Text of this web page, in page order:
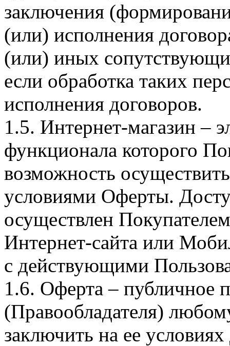
заключения
(или) исполнения
(или) иных
если обработка таких
исполнения договоров.
1.5. Интернет-магазин –
функционала которого
возможность
условиями Оферты.
осуществлен
Интернет-сайта или
с действующими
1.6. Оферта – публичное
(Правообладателя)
заключить на ее